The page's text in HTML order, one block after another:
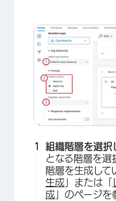
組織階層を選択
となる階層を選
階層を生成して
生成 」または「
成 」のページ